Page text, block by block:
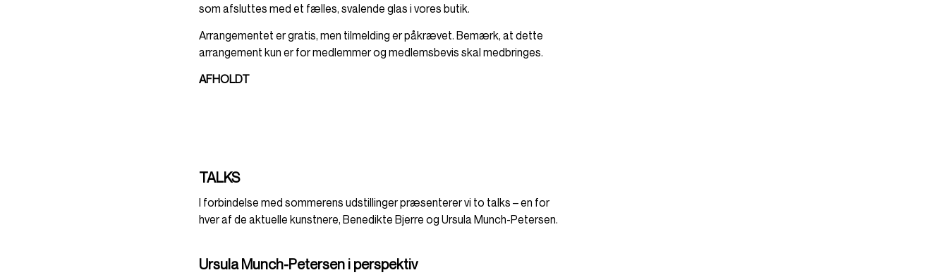
som afsluttes med et fælles, svalende glas i vores butik.
Arrangementet er gratis, men tilmelding er påkrævet. Bemærk, at dette
arrangement kun er for medlemmer og medlemsbevis skal medbringes.
AFHOLDT
TALKS
I forbindelse med sommerens udstillinger præsenterer vi to talks – en for
hver af de aktuelle kunstnere, Benedikte Bjerre og Ursula Munch-Petersen.
Ursula Munch-Petersen i perspektiv